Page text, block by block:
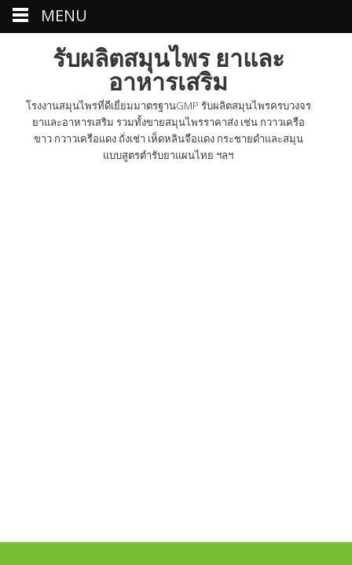
รับผลิตสมุนไพร ยาและ
อาหารเสริม
โรงงานสมุนไพรที่ดีเยี่ยมมาตรฐานGMP รับผลิตสมุนไพรครบวงจร
ยาและอาหารเสริม รวมทั้งขายสมุนไพรราคาส่ง เช่น กวาวเครือ
ขาว กวาวเครือแดง ถั่งเช่า เห็ดหลินจือแดง กระชายดำและสมุน
แบบสูตรตำรับยาแผนไทย ฯลฯ
MENU